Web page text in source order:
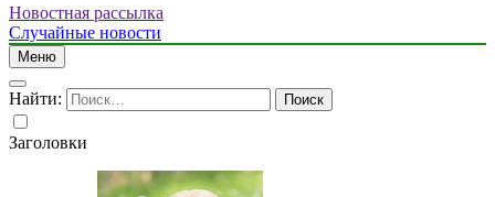
Новостная рассылка
Случайные новости
Меню
Найти:
Заголовки